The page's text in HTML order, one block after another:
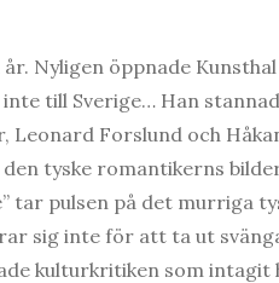
Nyligen öppnade
till Sverige… Han
Forslund och
tyske romantikerns
tar pulsen på det murriga
sig inte för att ta ut
kulturkritiken som